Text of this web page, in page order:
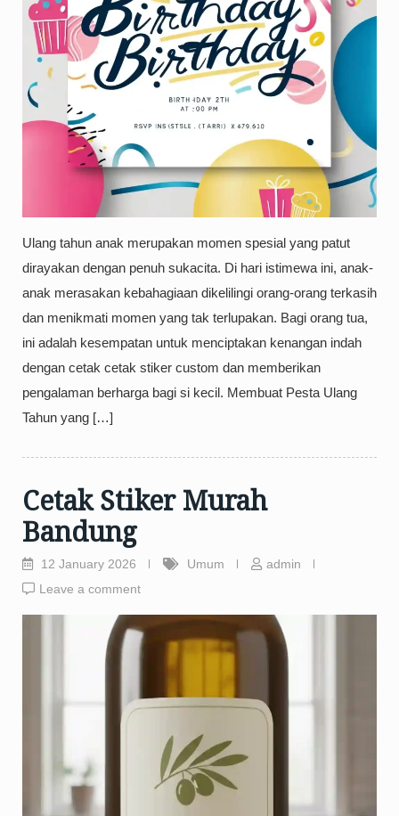
Ulang tahun anak merupakan momen spesial yang patut
dirayakan dengan penuh sukacita. Di hari istimewa ini, anak-
anak merasakan kebahagiaan dikelilingi orang-orang terkasih
dan menikmati momen yang tak terlupakan. Bagi orang tua,
ini adalah kesempatan untuk menciptakan kenangan indah
dengan cetak cetak stiker custom dan memberikan
pengalaman berharga bagi si kecil. Membuat Pesta Ulang
Tahun yang […]
Cetak Stiker Murah
Bandung
12 January 2026 Umum
admin
Leave a comment